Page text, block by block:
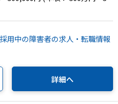
用中の障害者の求人・転職情報
詳細へ